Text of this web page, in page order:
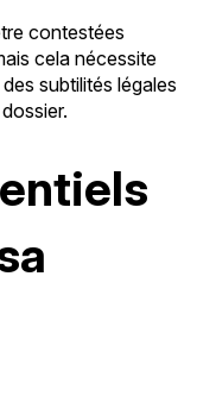
contestées
cela nécessite
subtilités légales